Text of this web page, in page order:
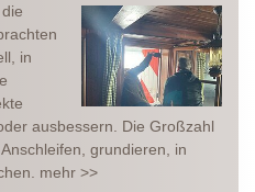
in
ausbessern. Die Großzahl
grundieren, in
mehr >>